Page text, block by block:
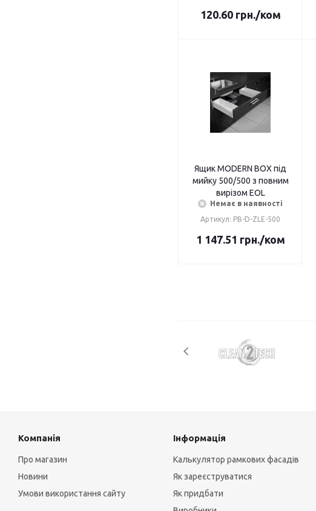
120.60грн./ком
Ящик MODERN BOX під
мийку 500/500 з повним
вирізом EOL
Немає в наявності
Артикул: PB-D-ZLE-500
1 147.51 грн./ком
Компанія
Про магазин
Новини
Умови використання сайту
Інформація
Калькулятор рамкових фасадів
Як зареєструватися
Як придбати